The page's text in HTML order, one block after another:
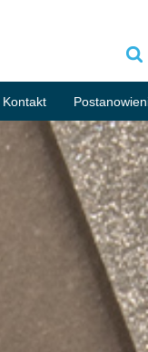
Kontakt